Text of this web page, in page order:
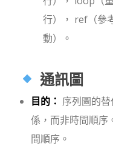
行）， ref（參
動）。
通訊圖
目的： 序列圖的
係，而非時間順序
間順序。